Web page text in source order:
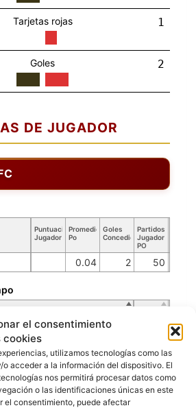
el consentimiento
cookies
utilizamos tecnologías como las
acceder a la información del dispositivo. El
nos permitirá procesar datos como
o las identificaciones únicas en este
el consentimiento, puede afectar
Tarjetas rojas 1
Goles 2
DE JUGADOR
Puntuación
Jugador
Promedio
Po
Goles
Concedidos
Partidos
Jugador
PO
0.04 2 50